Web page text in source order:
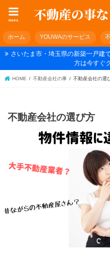
menu
ホーム YOUWAのサービス
さいたま市・埼玉県の新築一戸
方は今すぐ
HOME 不動産会社の事 不動産会社の選
不動産会社の選び方